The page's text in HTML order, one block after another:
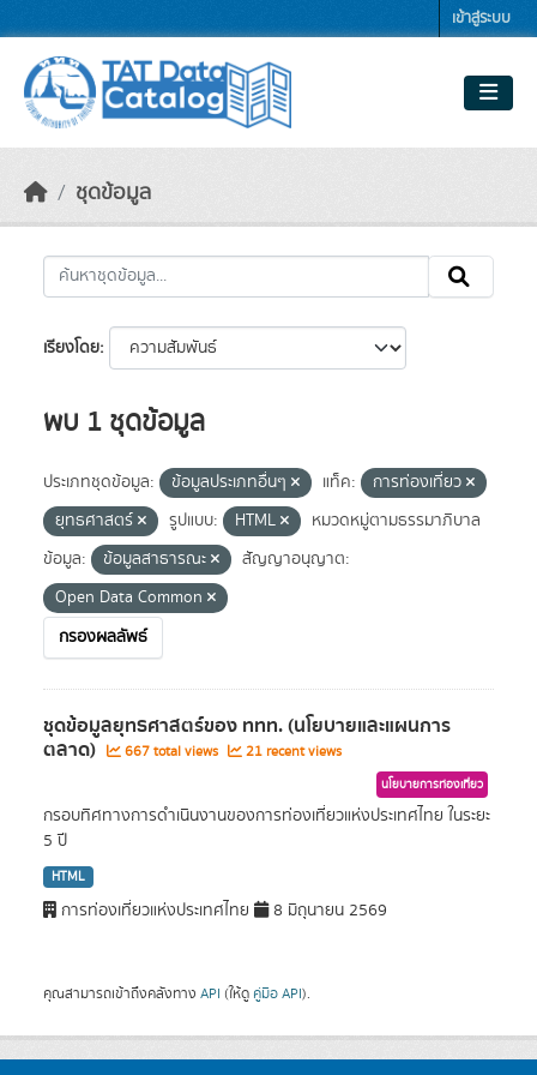
เข้าสู่ระบบ
ชุดข้อมูล
เรียงโดย
พบ 1 ชุดข้อมูล
ประเภทชุดข้อมูล: ข้อมูลประเภทอื่นๆ แท็ค:
การท่องเที่ยว
ยุทธศาสตร์
รูปแบบ: HTML
หมวดหมู่ตามธรรมาภิบาล
ข้อมูล:
ข้อมูลสาธารณะ
สัญญาอนุญาต:
Open Data Common
กรองผลลัพธ์
ชุดข้อมูลยุทธศาสตร์ของ ททท. (นโยบายและแผนการ
ตลาด) 667 total views 21 recent views
นโยบายการท่องเที่ยว
กรอบทิศทางการดำเนินงานของการท่องเที่ยวแห่งประเทศไทย ในระยะ
5 ปี
HTML
การท่องเที่ยวแห่งประเทศไทย 8 มิถุนายน 2569
คุณสามารถเข้าถึงคลังทาง API (ให้ดู คู่มือ API).